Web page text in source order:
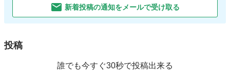
新着投稿の通知をメールで受け取る
投稿
誰でも今すぐ30秒で投稿出来る